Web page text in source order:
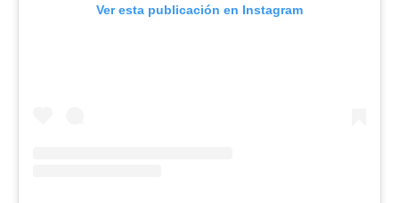
Ver esta publicación en Instagram